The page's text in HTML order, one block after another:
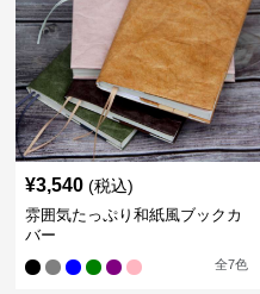
¥3,540 (税込)
雰囲気たっぷり和紙風ブックカ
バー
全7色